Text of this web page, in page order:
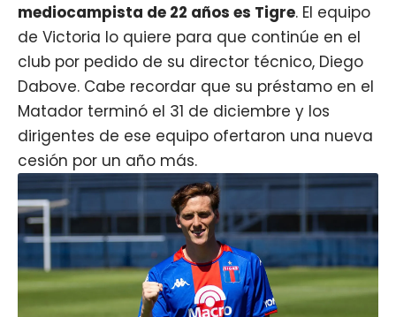
mediocampista de 22 años es Tigre. El equipo
de Victoria lo quiere para que continúe en el
club por pedido de su director técnico, Diego
Dabove. Cabe recordar que su préstamo en el
Matador terminó el 31 de diciembre y los
dirigentes de ese equipo ofertaron una nueva
cesión por un año más.